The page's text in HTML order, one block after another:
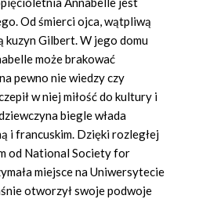
Od śmierci ojca, wątpliwą
kuzyn Gilbert. W jego domu
może brakować
pewno nie wiedzy czy
w niej miłość do kultury i
biegle włada
i francuskim. Dzięki rozległej
od National Society for
miejsce na Uniwersytecie
otworzył swoje podwoje